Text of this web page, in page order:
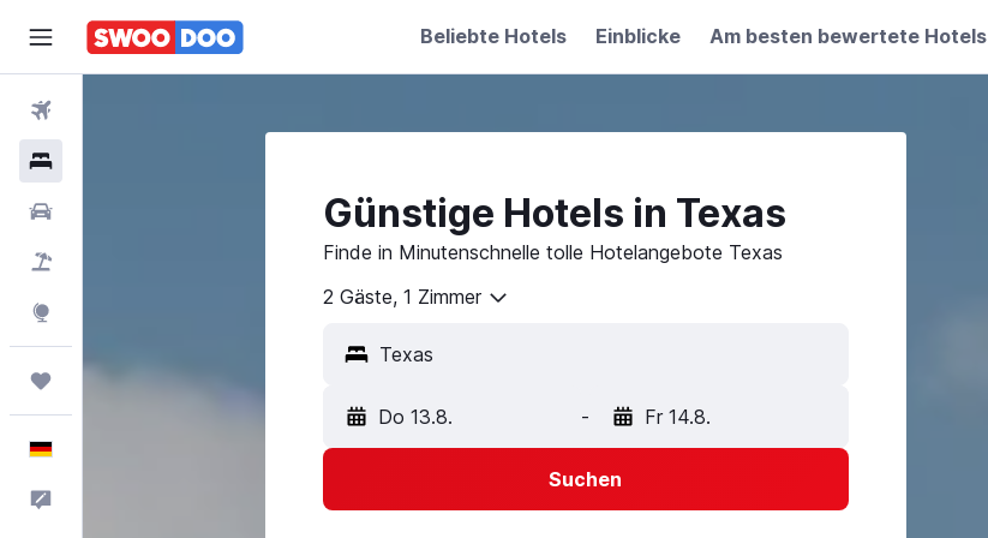
Beliebte Hotels Einblicke Am besten bewertete Hotels
Trips
Günstige Hotels in Texas
Finde in Minutenschnelle tolle Hotelangebote Texas
2 Gäste, 1 Zimmer
Do 13.8. - Fr 14.8.
Suchen